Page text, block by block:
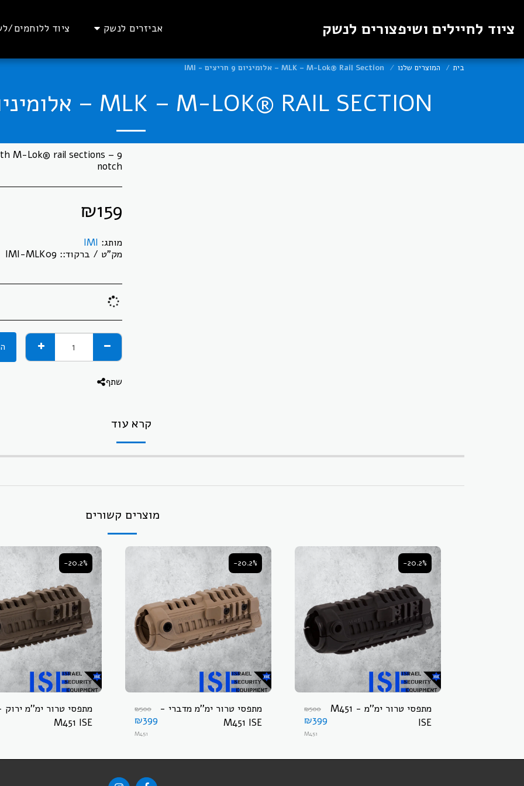
ציוד לחיילים ושיפצורים לנשק אביזרים לנשק ציוד ללוחמים/
בית המוצרים שלנו MLK – M-Lok® Rail Section – אלומיניום 9 חריצים - IMI
MLK – M-LOK® RAIL SECTION – אלומיניום 9 חריצים - IMI
M-Lok® rail sections – 9
notch
₪159
מותג: IMI
מק"ט / ברקוד:: IMI-MLK09
שתף
קרא עוד
מוצרים קשורים
-20.2%
מתפסי טרור ימ''מ - M451
ISE
₪500
₪399
M451
-20.2%
מתפסי טרור ימ''מ מדברי -
M451 ISE
₪500
₪399
M451
-20.2%
מתפסי טרור ימ''מ ירוק
M451 ISE